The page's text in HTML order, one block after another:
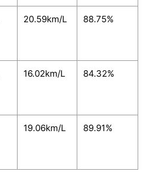
20.59km/L 88.75%
16.02km/L 84.32%
19.06km/L 89.91%